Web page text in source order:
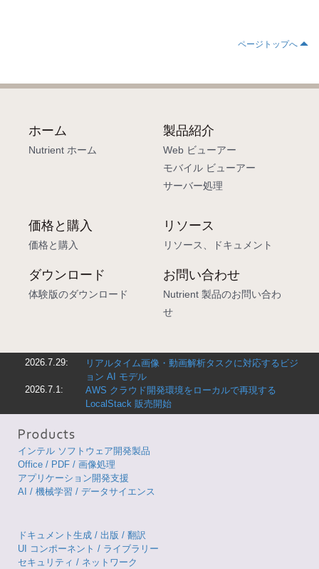
ページトップへ
ホーム
Nutrient ホーム
製品紹介
Web ビューアー
モバイル ビューアー
サーバー処理
価格と購入
価格と購入
ダウンロード
体験版のダウンロード
リソース
リソース、ドキュメント
お問い合わせ
Nutrient 製品のお問い合わ
せ
2026.7.29:
リアルタイム画像・動画解析タスクに対応するビジ
ョン AI モデル
2026.7.1:
AWS クラウド開発環境をローカルで再現する
LocalStack 販売開始
インテル ソフトウェア開発製品
Office / PDF / 画像処理
アプリケーション開発支援
AI / 機械学習 / データサイエンス
ドキュメント生成 / 出版 / 翻訳
UI コンポーネント / ライブラリー
セキュリティ / ネットワーク